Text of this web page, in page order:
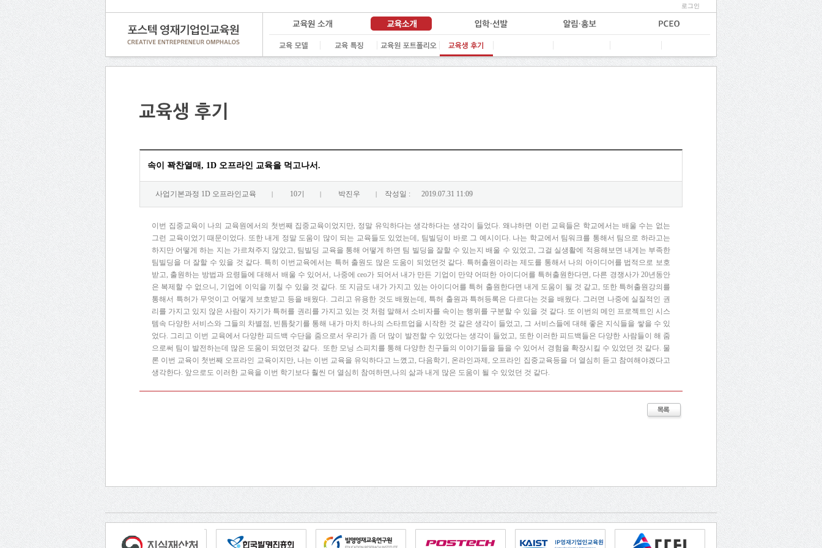
로그인
속이 꽉찬열매, 1D 오프라인 교육을 먹고나서.
사업기본과정 1D 오프라인교육 10기 박진우 작성일 : 2019.07.31 11:09
이번 집중교육이 나의 교육원에서의 첫번째 집중교육이었지만, 정말 유익하다는 생각하다는 생각이 들었다. 왜냐하면 이런 교육들은 학교에서는 배울 수는 없는
그런 교육이었기 때문이었다. 또한 내게 정말 도움이 많이 되는 교육들도 있었는데, 팀빌딩이 바로 그 예시이다. 나는 학교에서 팀워크를 통해서 팀으로 하라고는
하지만 어떻게 하는 지는 가르쳐주지 않았고, 팀빌딩 교육을 통해 어떻게 하면 팀 빌딩을 잘할 수 있는지 배울 수 있었고, 그걸 실생활에 적용해보면 내게는 부족한
팀빌딩을 더 잘할 수 있을 것 같다. 특히 이번교육에서는 특허 출원도 많은 도움이 되었던것 같다. 특허출원이라는 제도를 통해서 나의 아이디어를 법적으로 보호
받고, 출원하는 방법과 요령들에 대해서 배울 수 있어서, 나중에 ceo가 되어서 내가 만든 기업이 만약 어떠한 아이디어를 특허출원한다면, 다른 경쟁사가 20년동안
은 복제할 수 없으니, 기업에 이익을 끼칠 수 있을 것 같다. 또 지금도 내가 가지고 있는 아이디어를 특허 출원한다면 내게 도움이 될 것 같고, 또한 특허출원강의를
통해서 특허가 무엇이고 어떻게 보호받고 등을 배웠다. 그리고 유용한 것도 배웠는데, 특허 출원과 특허등록은 다르다는 것을 배웠다. 그러면 나중에 실질적인 권
리를 가지고 있지 않은 사람이 자기가 특허를 권리를 가지고 있는 것 처럼 말해서 소비자를 속이는 행위를 구분할 수 있을 것 같다. 또 이번의 메인 프로젝트인 시스
템속 다양한 서비스와 그들의 차별점, 빈틈찾기를 통해 내가 마치 하나의 스타트업을 시작한 것 같은 생각이 들었고, 그 서비스들에 대해 좋은 지식들을 쌓을 수 있
었다. 그리고 이번 교육에서 다양한 피드백 수단을 줌으로서 우리가 좀 더 많이 발전할 수 있었다는 생각이 들었고, 또한 이러한 피드백들은 다양한 사람들이 해 줌
으로써 팀이 발전하는데 많은 도움이 되었던것 같다. 또한 모닝 스피치를 통해 다양한 친구들의 이야기들을 들을 수 있어서 경험을 확장시킬 수 있었던 것 같다. 물
론 이번 교육이 첫번째 오프라인 교육이지만, 나는 이번 교육을 유익하다고 느꼈고, 다음학기, 온라인과제, 오프라인 집중교육등을 더 열심히 듣고 참여해야겠다고
생각한다. 앞으로도 이러한 교육을 이번 학기보다 훨씬 더 열심히 참여하면,나의 삶과 내게 많은 도움이 될 수 있었던 것 같다.